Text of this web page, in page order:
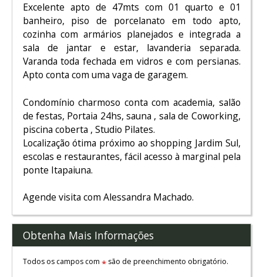
Excelente apto de 47mts com 01 quarto e 01
banheiro, piso de porcelanato em todo apto,
cozinha com armários planejados e integrada a
sala de jantar e estar, lavanderia separada.
Varanda toda fechada em vidros e com persianas.
Apto conta com uma vaga de garagem.
Condomínio charmoso conta com academia, salão
de festas, Portaia 24hs, sauna , sala de Coworking,
piscina coberta , Studio Pilates.
Localização ótima próximo ao shopping Jardim Sul,
escolas e restaurantes, fácil acesso à marginal pela
ponte Itapaiuna.
Agende visita com Alessandra Machado.
Obtenha Mais Informações
Todos os campos com *são de preenchimento obrigatório.